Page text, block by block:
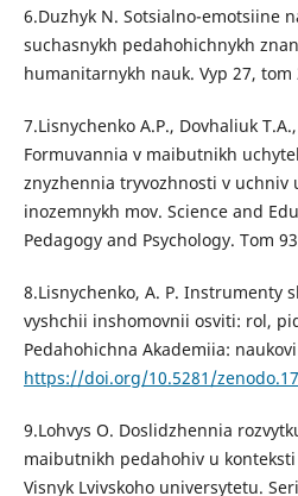
6.Duzhyk N. Sotsialno-emotsiine
suchasnykh pedahohichnykh
humanitarnykh nauk. Vyp 27, tom
7.Lisnychenko A.P., Dovhaliuk
Formuvannia v maibutnikh
znyzhennia tryvozhnosti v uchniv
inozemnykh mov. Science and
Pedagogy and Psychology. Tom
8.Lisnychenko, A. P. Instrumenty
vyshchii inshomovnii osviti: rol,
Pedahohichna Akademiia:
https://doi.org/10.5281/
9.Lohvys O. Doslidzhennia
maibutnikh pedahohiv u
Visnyk Lvivskoho universytetu.